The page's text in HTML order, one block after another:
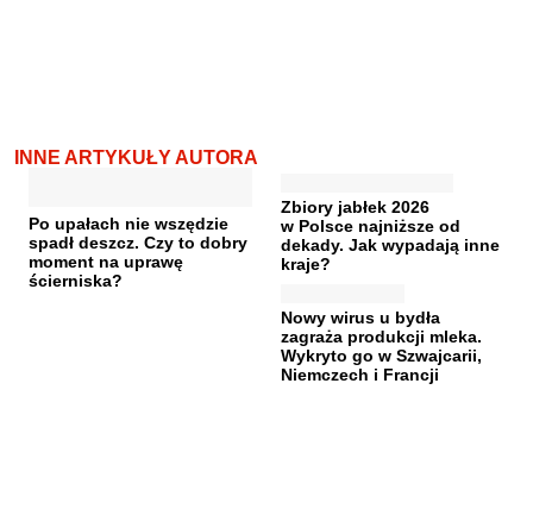
INNE ARTYKUŁY AUTORA
Po upałach nie wszędzie
spadł deszcz. Czy to dobry
moment na uprawę
ścierniska?
Zbiory jabłek 2026
w Polsce najniższe od
dekady. Jak wypadają inne
kraje?
Nowy wirus u bydła
zagraża produkcji mleka.
Wykryto go w Szwajcarii,
Niemczech i Francji